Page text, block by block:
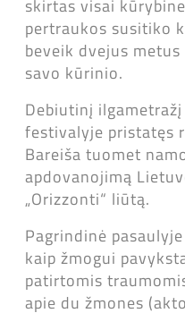
skirtas visai
pertraukos susitiko
beveik dvejus
savo kūrinio.
Debiutinį
festivalyje pristatęs
Bareiša tuomet
apdovanojimą
„Orizzonti“ liūtą.
Pagrindinė
kaip žmogui
patirtomis
apie du žmones